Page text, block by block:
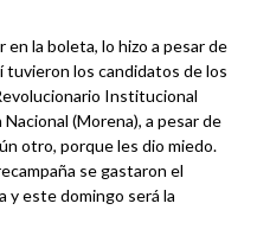
la boleta, lo hizo a pesar de
los candidatos de los
Institucional
(Morena), a pesar de
otro, porque les dio miedo.
se gastaron el
y este domingo será la